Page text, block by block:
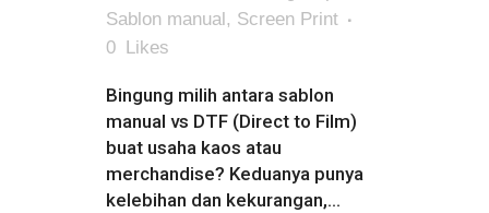
Sablon manual , Screen Print
0
Likes
Bingung milih antara sablon
manual vs DTF (Direct to Film)
buat usaha kaos atau
merchandise? Keduanya punya
kelebihan dan kekurangan,...